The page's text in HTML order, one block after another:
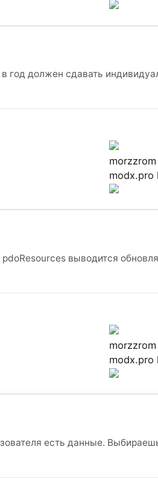
должен сдавать
morzzrom
modx.pro
выводится
morzzrom
modx.pro
есть данные.